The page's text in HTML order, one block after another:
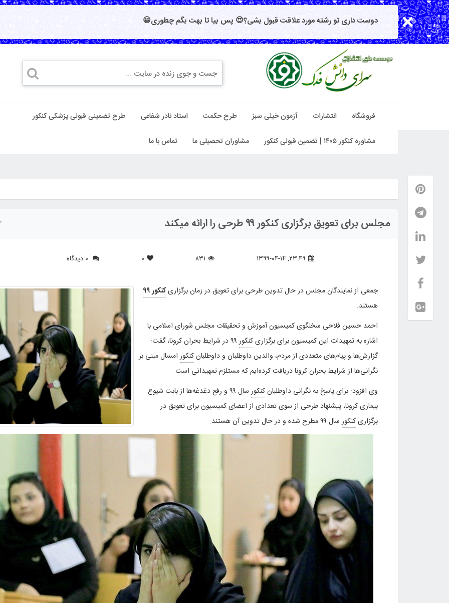
دوست داری تو رشته مورد علاقت قبول بشی؟😍 پس بیا تا بهت بگم چطوری😀
فروشگاه انتشارات آزمون خیلی سبز طرح حکمت استاد نادر شفاعی طرح تضمینی قبولی پزشکی کنکور
مشاوره کنکور ۱۴۰۵ | تضمین قبولی کنکور مشاوران تحصیلی ما تماس با ما
مجلس برای تعویق برگزاری کنکور ۹۹ طرحی را ارائه میکند
۲۳:۴۹, ۱۳۹۹-۰۴-۱۴ ۸۳۱ ۰
جمعی از نمایندگان مجلس در حال تدوین طرحی برای تعویق در زمان برگزاریکنکور ۹۹
هستند.
احمد حسین ‌فلاحی سخنگوی کمیسیون آموزش و تحقیقات مجلس شورای اسلامی با
اشاره به تمهیدات این کمیسیون برای برگزاریکنکور
۹۹ در شرایط بحران کرونا، گفت:
گزارش‌ها و پیام‌های متعددی از مردم، والدین داوطلبان و داوطلبانکنکورامسال مبنی بر
نگرانی‌ها از شرایط بحران کرونا دریافت کرده‌ایم که مستلزم تمهیداتی است.
وی افزود: برای پاسخ به نگرانی داوطلبانکنکور
سال ۹۹ و رفع دغدغه‌ها از بابت شیوع
بیماری کرونا، پیشنهاد طرحی از سوی تعدادی از اعضای کمیسیون برای تعویق در
برگزاریکنکورسال ۹۹ مطرح شده و در حال تدوین آن هستند.